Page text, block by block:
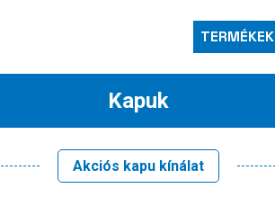
TERMÉKEK
Kapuk
Akciós kapu kínálat